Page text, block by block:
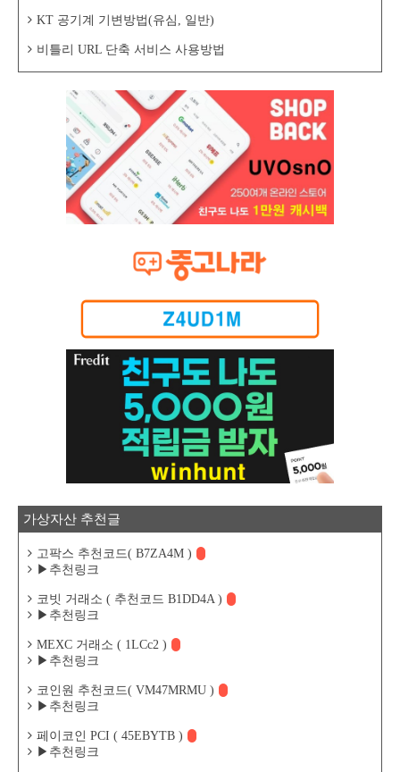
KT 공기계 기변방법(유심, 일반)
비틀리 URL 단축 서비스 사용방법
가상자산 추천글
고팍스 추천코드( B7ZA4M )
▶추천링크
코빗 거래소 ( 추천코드 B1DD4A )
▶추천링크
MEXC 거래소 ( 1LCc2 )
▶추천링크
코인원 추천코드( VM47MRMU )
▶추천링크
페이코인 PCI ( 45EBYTB )
▶추천링크